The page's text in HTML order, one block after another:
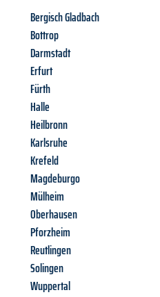
Bergisch Gladbach
Bottrop
Darmstadt
Erfurt
Fürth
Halle
Heilbronn
Karlsruhe
Krefeld
Magdeburgo
Mülheim
Oberhausen
Pforzheim
Reutlingen
Solingen
Wuppertal